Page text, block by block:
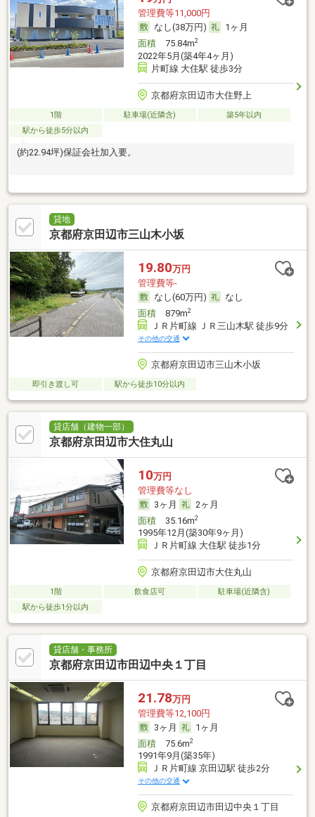
管理費等11,000円
なし(38万円)
1ヶ月
面積75.84m2
2022年5月(築4年4ヶ月)
片町線 大住駅 徒歩3分
京都府京田辺市大住野上
1階 駐車場(近隣含)
築5年以内
駅から徒歩5分以内
(約22.94坪)保証会社加入要。
貸地
京都府京田辺市三山木小坂
19.80万円
管理費等-
なし(60万円)
なし
面積879m2
ＪＲ片町線 ＪＲ三山木駅 徒歩9分
その他の交通
京都府京田辺市三山木小坂
即引き渡し可 駅から徒歩10分以内
貸店舗（建物一部）
京都府京田辺市大住丸山
10万円
管理費等なし
3ヶ月
2ヶ月
面積35.16m2
1995年12月(築30年9ヶ月)
ＪＲ片町線 大住駅 徒歩1分
京都府京田辺市大住丸山
1階 飲食店可
駐車場(近隣含)
駅から徒歩1分以内
貸店舗・事務所
京都府京田辺市田辺中央１丁目
21.78万円
管理費等12,100円
3ヶ月
1ヶ月
面積75.6m2
1991年9月(築35年)
ＪＲ片町線 京田辺駅 徒歩2分
その他の交通
京都府京田辺市田辺中央１丁目